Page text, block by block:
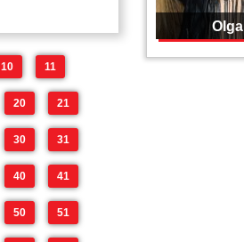
Olga
10 11
20 21
30 31
40 41
50 51